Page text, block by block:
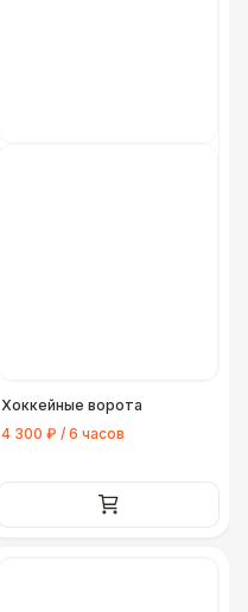
Хоккейные ворота
4 300 ₽ / 6 часов